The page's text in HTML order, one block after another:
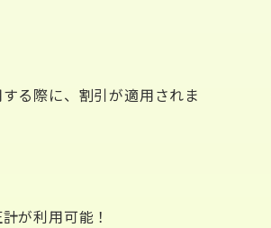
る際に、割引が適用されま
が利用可能！